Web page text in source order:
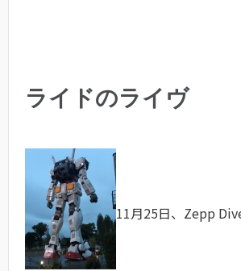
ライドのライヴ
11月25日、Zepp